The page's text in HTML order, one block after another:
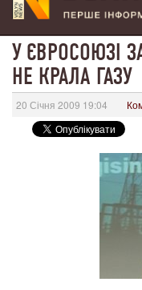
У ЄВРОСОЮЗІ
НЕ КРАЛА ГАЗУ
20 Січня 2009 19:04